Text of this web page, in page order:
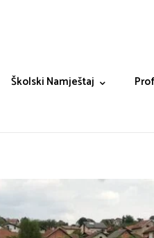
Školski Namještaj